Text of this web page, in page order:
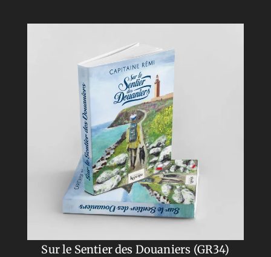
Sur le Sentier des Douaniers (GR34)